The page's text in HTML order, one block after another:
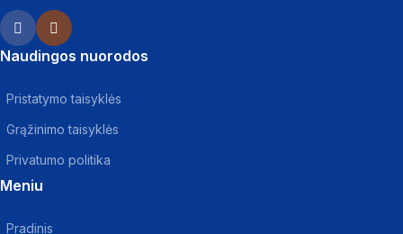
Naudingos nuorodos
Pristatymo taisyklės
Grąžinimo taisyklės
Privatumo politika
Meniu
Pradinis